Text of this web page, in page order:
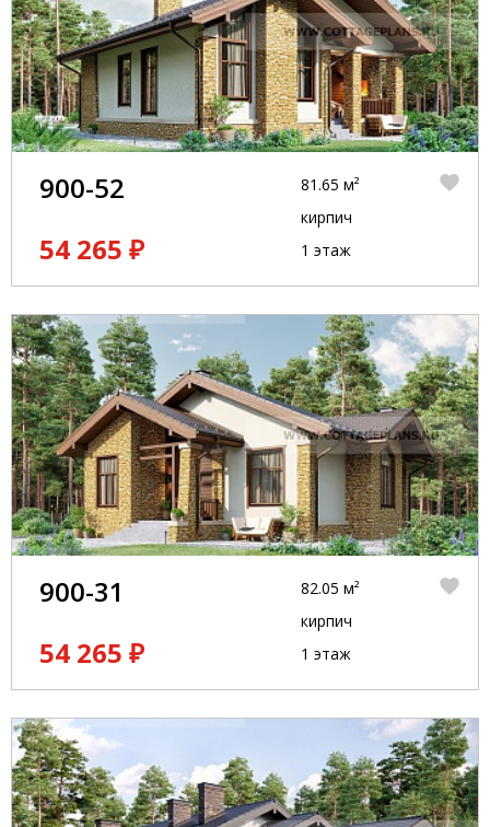
900-52
54 265 ₽
81.65 м²
кирпич
1 этаж
900-31
54 265 ₽
82.05 м²
кирпич
1 этаж